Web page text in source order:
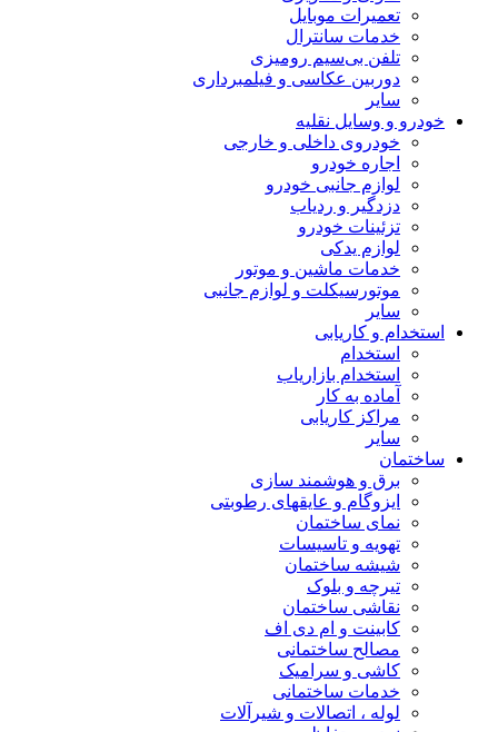
تعمیرات موبایل
خدمات سانترال
تلفن بی‌سیم رومیزی
دوربین عکاسی و فیلمبرداری
سایر
خودرو و وسایل نقلیه
خودروی داخلی و خارجی
اجاره خودرو
لوازم جانبی خودرو
دزدگیر و ردیاب
تزئینات خودرو
لوازم یدکی
خدمات ماشین و موتور
موتورسیکلت و لوازم جانبی
سایر
استخدام و کاریابی
استخدام
استخدام بازاریاب
آماده به کار
مراکز کاریابی
سایر
ساختمان
برق و هوشمند سازی
ایزوگام و عایقهای رطوبتی
نمای ساختمان
تهویه و تاسیسات
شیشه ساختمان
تیرچه و بلوک
نقاشی ساختمان
کابینت و ام دی اف
مصالح ساختمانی
کاشی و سرامیک
خدمات ساختمانی
لوله ، اتصالات و شیرآلات